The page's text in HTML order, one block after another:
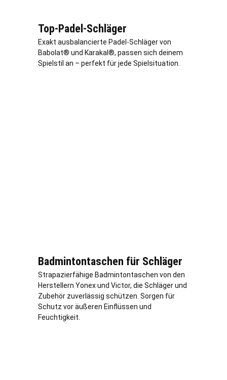
Top-Padel-Schläger
Exakt ausbalancierte Padel-Schläger von
Babolat® und Karakal®, passen sich deinem
Spielstil an – perfekt für jede Spielsituation.
Badmintontaschen für Schläger
Strapazierfähige Badmintontaschen von den
Herstellern Yonex und Victor, die Schläger und
Zubehör zuverlässig schützen. Sorgen für
Schutz vor äußeren Einflüssen und
Feuchtigkeit.